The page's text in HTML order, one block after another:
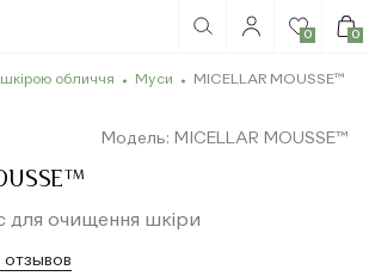
0 0
обличчя Муси MICELLAR MOUSSE™
Модель: MICELLAR MOUSSE™
очищення шкіри
отзывов